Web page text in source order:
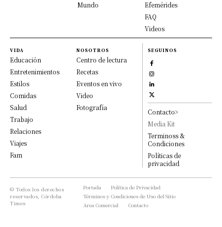
Mundo
Efemérides
FAQ
Videos
VIDA
Educación
Entretenimientos
Estilos
Comidas
Salud
Trabajo
Relaciones
Viajes
Fam
NOSOTROS
Centro de lectura
Recetas
Eventos en vivo
Video
Fotografía
SEGUINOS
Contacto>
Media Kit
Terminoss &
Condiciones
Políticas de
privacidad
© Todos los derechos
reservados, Córdoba
Times
Portada
Política de Privacidad
Términos y Condiciones de Uso del Sitio
Area Comercial
Contacto